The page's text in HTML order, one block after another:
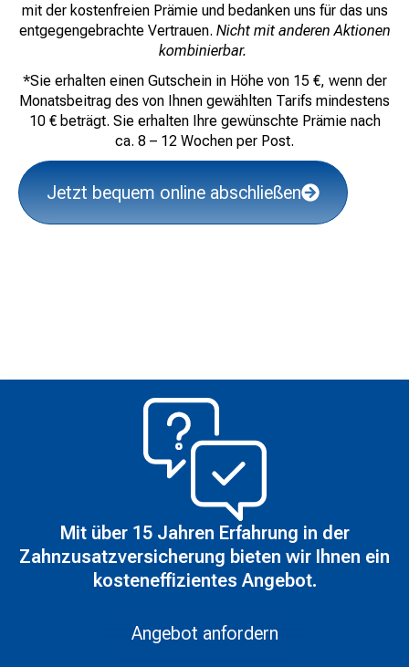
mit der kostenfreien Prämie und bedanken uns für das uns
entgegengebrachte Vertrauen. Nicht mit anderen Aktionen
kombinierbar.
*Sie erhalten einen Gutschein in Höhe von 15 €, wenn der
Monatsbeitrag des von Ihnen gewählten Tarifs mindestens
10 € beträgt. Sie erhalten Ihre gewünschte Prämie nach
ca. 8 – 12 Wochen per Post.
Jetzt bequem online abschließen
Mit über 15 Jahren Erfahrung in der
Zahnzusatzversicherung bieten wir Ihnen ein
kosteneffizientes Angebot.
Angebot anfordern